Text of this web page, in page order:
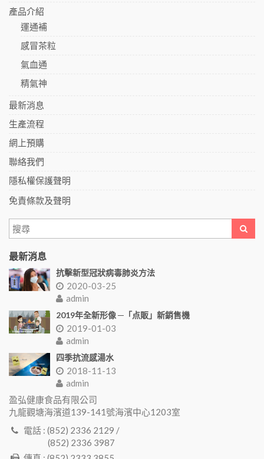
產品介紹
運通補
感冒茶粒
氣血通
精氣神
最新消息
生產流程
網上預購
聯絡我們
隱私權保護聲明
免責條款及聲明
最新消息
抗擊新型冠狀病毒肺炎方法
2020-03-25
admin
2019年全新形像 ─「点販」新銷售機
2019-01-03
admin
四季抗流感湯水
2018-11-13
admin
盈弘健康食品有限公司
九龍觀塘海濱道139-141號海濱中心1203室
電話 : (852) 2336 2129 /
(852) 2336 3987